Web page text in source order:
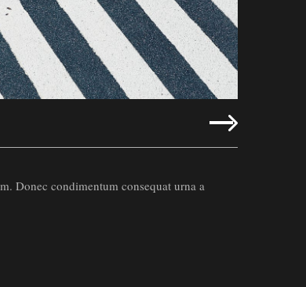
Donec condimentum consequat urna a